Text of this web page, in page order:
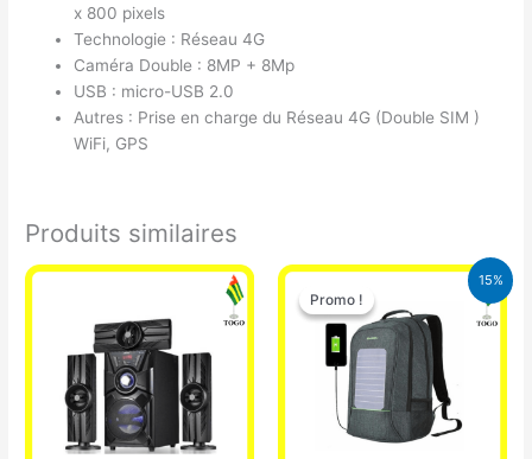
x 800 pixels
Technologie : Réseau 4G
Caméra Double : 8MP + 8Mp
USB : micro-USB 2.0
Autres : Prise en charge du Réseau 4G (Double SIM )
WiFi, GPS
Produits similaires
15%
Promo !
Promo !
Le
prix
initial
était :
29.500 CFA.
Le
prix
actuel